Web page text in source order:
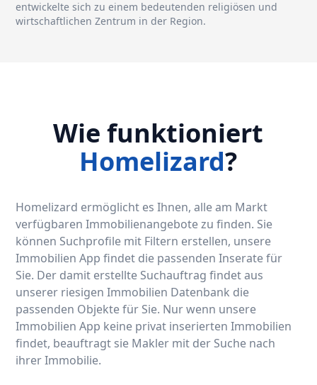
entwickelte sich zu einem bedeutenden religiösen und
wirtschaftlichen Zentrum in der Region.
Wie funktioniert
Homelizard?
Homelizard ermöglicht es Ihnen, alle am Markt
verfügbaren Immobilienangebote zu finden. Sie
können Suchprofile mit Filtern erstellen, unsere
Immobilien App findet die passenden Inserate für
Sie. Der damit erstellte Suchauftrag findet aus
unserer riesigen Immobilien Datenbank die
passenden Objekte für Sie. Nur wenn unsere
Immobilien App keine privat inserierten Immobilien
findet, beauftragt sie Makler mit der Suche nach
ihrer Immobilie.